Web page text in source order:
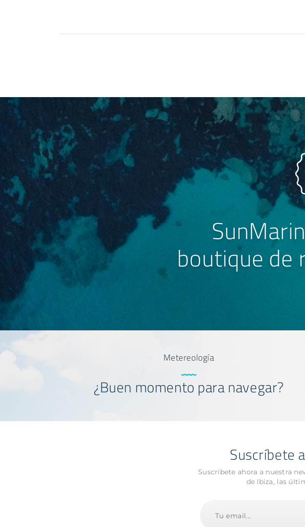
boutique de
Metereología
¿Buen momento para navegar?
Suscríbete
Suscríbete ahora a nuestra
de Ibiza, las